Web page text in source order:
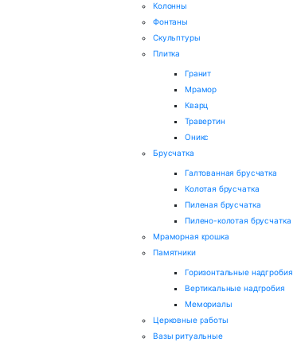
Колонны
Фонтаны
Скульптуры
Плитка
Гранит
Мрамор
Кварц
Травертин
Оникс
Брусчатка
Галтованная брусчатка
Колотая брусчатка
Пиленая брусчатка
Пилено-колотая брусчатка
Мраморная крошка
Памятники
Горизонтальные надгробия
Вертикальные надгробия
Мемориалы
Церковные работы
Вазы ритуальные